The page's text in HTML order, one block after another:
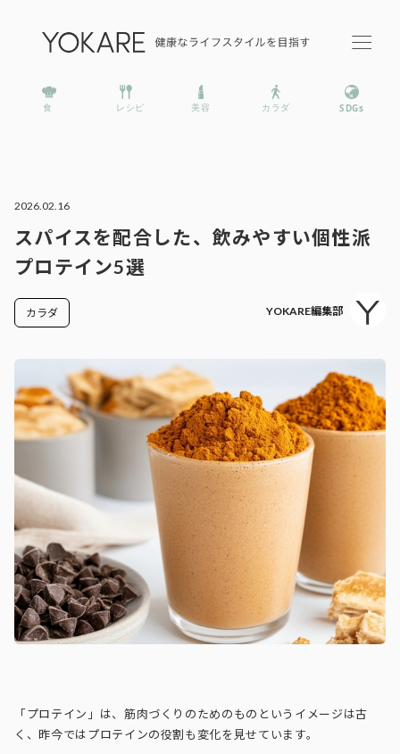
2026.02.16
スパイスを配合した、飲みやすい個性派
プロテイン5選
カラダ YOKARE編集部
「プロテイン」は、筋肉づくりのためのものというイメージは古
く、昨今ではプロテインの役割も変化を見せています。